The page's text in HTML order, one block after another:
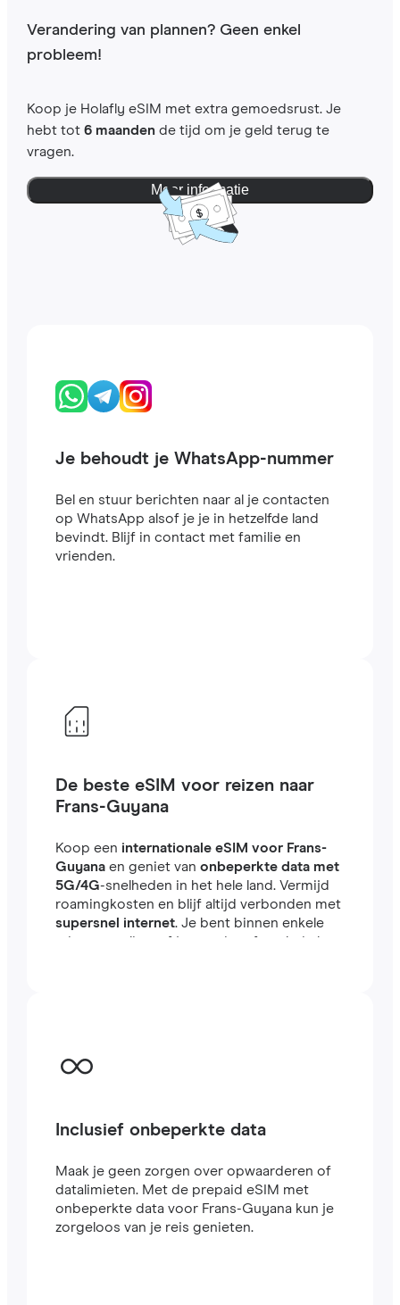
Verandering van plannen? Geen enkel
probleem!
Koop je Holafly eSIM met extra gemoedsrust. Je
hebt tot 6 maandende tijd om je geld terug te
vragen.
Meer informatie
Je behoudt je WhatsApp-nummer
Bel en stuur berichten naar al je contacten
op WhatsApp alsof je je in hetzelfde land
bevindt. Blijf in contact met familie en
vrienden.
De beste eSIM voor reizen naar
Frans-Guyana
Koop een internationale eSIM voor Frans-
Guyanaen geniet van onbeperkte data met
5G/4G-snelheden in het hele land. Vermijd
roamingkosten en blijf altijd verbonden met
supersnel internet. Je bent binnen enkele
minuten online, of je nu reist of werkt in het
Inclusief onbeperkte data
Maak je geen zorgen over opwaarderen of
datalimieten. Met de prepaid eSIM met
onbeperkte data voor Frans-Guyana kun je
zorgeloos van je reis genieten.